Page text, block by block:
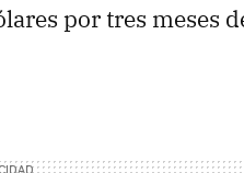
por tres meses